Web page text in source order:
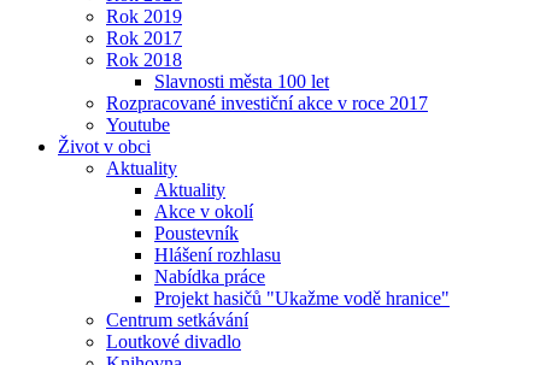
Rok 2019
Rok 2017
Rok 2018
Slavnosti města 100 let
Rozpracované investiční akce v roce 2017
Youtube
Život v obci
Aktuality
Aktuality
Akce v okolí
Poustevník
Hlášení rozhlasu
Nabídka práce
Projekt hasičů "Ukažme vodě hranice"
Centrum setkávání
Loutkové divadlo